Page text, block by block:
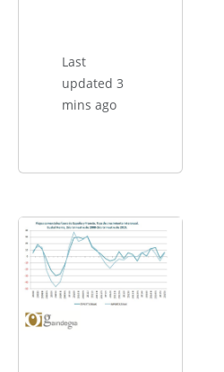
Last
updated 3
mins ago